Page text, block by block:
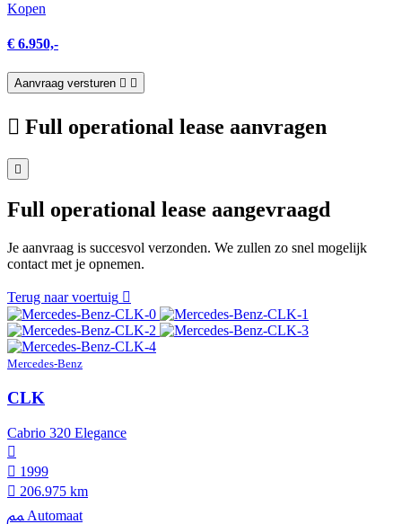
Kopen
€ 6.950,-
Aanvraag versturen
Full operational lease aanvragen
Full operational lease aangevraagd
Je aanvraag is succesvol verzonden. We zullen zo snel mogelijk
contact met je opnemen.
Terug naar voertuig
Mercedes-Benz
CLK
Cabrio 320 Elegance
1999
206.975 km
Automaat